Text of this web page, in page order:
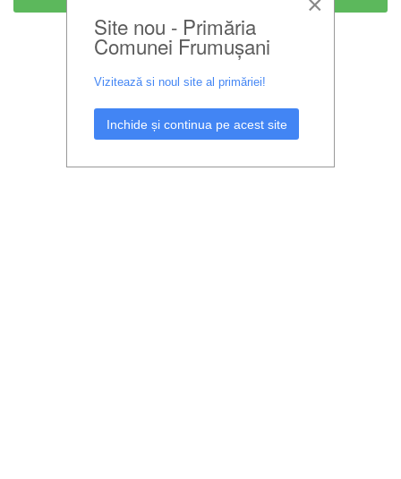
Site nou - Primăria
Comunei Frumușani
Vizitează si noul site al primăriei!
Inchide și continua pe acest site